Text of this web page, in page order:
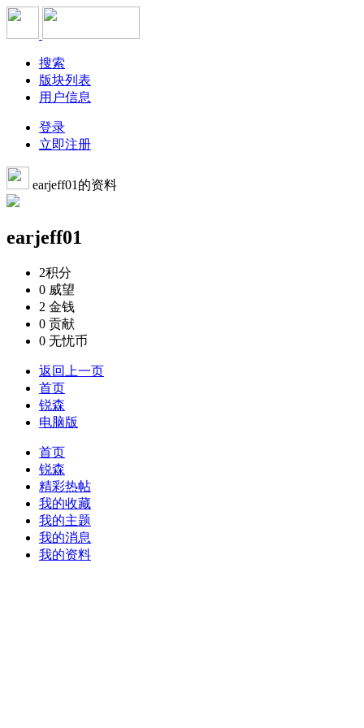
搜索
版块列表
用户信息
登录
立即注册
earjeff01的资料
earjeff01
2积分
0 威望
2 金钱
0 贡献
0 无忧币
返回上一页
首页
锐森
电脑版
首页
锐森
精彩热帖
我的收藏
我的主题
我的消息
我的资料